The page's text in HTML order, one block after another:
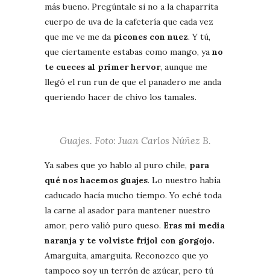
más bueno. Pregúntale si no a la chaparrita
cuerpo de uva de la cafetería que cada vez
que me ve me da picones con nuez. Y tú,
que ciertamente estabas como mango, ya no
te cueces al primer hervor, aunque me
llegó el run run de que el panadero me anda
queriendo hacer de chivo los tamales.
Guajes. Foto: Juan Carlos Núñez B.
Ya sabes que yo hablo al puro chile, para
qué nos hacemos guajes. Lo nuestro había
caducado hacía mucho tiempo. Yo eché toda
la carne al asador para mantener nuestro
amor, pero valió puro queso. Eras mi media
naranja y te volviste frijol con gorgojo.
Amarguita, amarguita. Reconozco que yo
tampoco soy un terrón de azúcar, pero tú